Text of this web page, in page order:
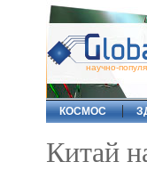
научно-
КОСМОС
Китай